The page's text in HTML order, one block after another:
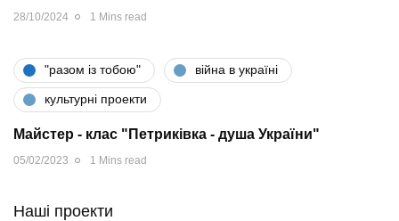
28/10/2024 1 Mins read
"разом iз тобою" війна в україні
культурні проекти
Майстер - клас "Петриківка - душа України"
05/02/2023 1 Mins read
Наші проекти